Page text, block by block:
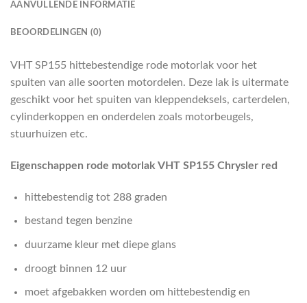
AANVULLENDE INFORMATIE
BEOORDELINGEN (0)
VHT SP155 hittebestendige rode motorlak voor het
spuiten van alle soorten motordelen. Deze lak is uitermate
geschikt voor het spuiten van kleppendeksels, carterdelen,
cylinderkoppen en onderdelen zoals motorbeugels,
stuurhuizen etc.
Eigenschappen rode motorlak VHT SP155 Chrysler red
hittebestendig tot 288 graden
bestand tegen benzine
duurzame kleur met diepe glans
droogt binnen 12 uur
moet afgebakken worden om hittebestendig en